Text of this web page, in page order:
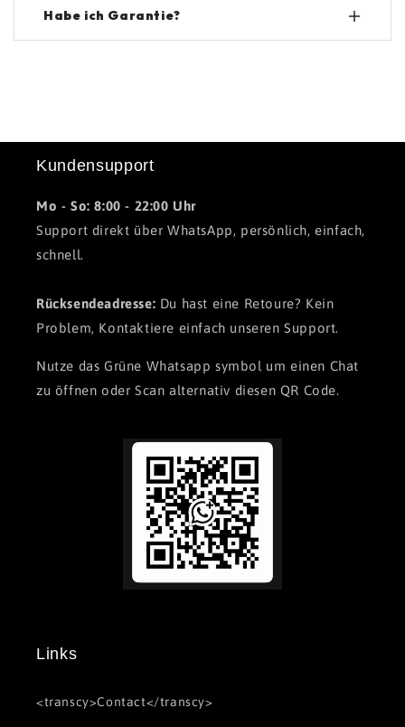
Ja, es besteht aus hypoallergenem Material und ist
daher auch für empfindliche Haut bestens
Habe ich Garantie?
Kundensupport
Mo - So: 8:00 - 22:00 Uhr
Support direkt über WhatsApp, persönlich, einfach,
schnell.
Rücksendeadresse: Du hast eine Retoure? Kein
Problem, Kontaktiere einfach unseren Support.
Nutze das Grüne Whatsapp symbol um einen Chat
zu öffnen oder Scan alternativ diesen QR Code.
Links
<transcy>Contact</transcy>